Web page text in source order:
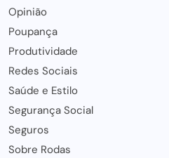
Opinião
Poupança
Produtividade
Redes Sociais
Saúde e Estilo
Segurança Social
Seguros
Sobre Rodas